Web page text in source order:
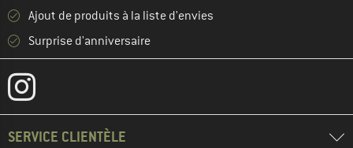
Ajout de produits à la liste d'envies
Surprise d'anniversaire
SERVICE CLIENTÈLE